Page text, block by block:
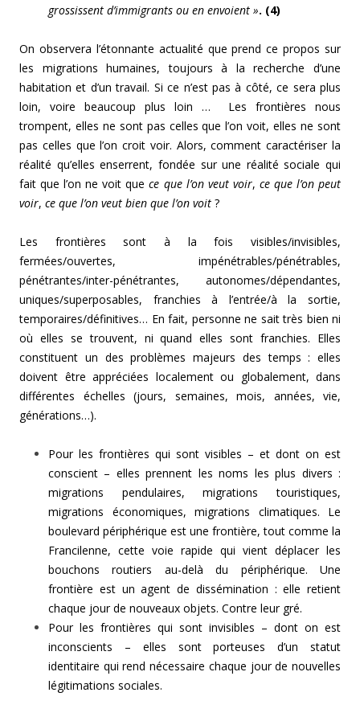
grossissent d’immigrants ou en envoient ». (4)
On observera l’étonnante actualité que prend ce propos sur
les migrations humaines, toujours à la recherche d’une
habitation et d’un travail. Si ce n’est pas à côté, ce sera plus
loin, voire beaucoup plus loin … Les frontières nous
trompent, elles ne sont pas celles que l’on voit, elles ne sont
pas celles que l’on croit voir. Alors, comment caractériser la
réalité qu’elles enserrent, fondée sur une réalité sociale qui
fait que l’on ne voit quece que l’on veut voir, ce que l’on peut
voir, ce que l’on veut bien que l’on voit ?
Les frontières sont à la fois visibles/invisibles,
fermées/ouvertes, impénétrables/pénétrables,
pénétrantes/inter-pénétrantes, autonomes/dépendantes,
uniques/superposables, franchies à l’entrée/à la sortie,
temporaires/définitives… En fait, personne ne sait très bien ni
où elles se trouvent, ni quand elles sont franchies. Elles
constituent un des problèmes majeurs des temps : elles
doivent être appréciées localement ou globalement, dans
différentes échelles (jours, semaines, mois, années, vie,
générations…).
Pour les frontières qui sont visibles – et dont on est
conscient – elles prennent les noms les plus divers :
migrations pendulaires, migrations touristiques,
migrations économiques, migrations climatiques. Le
boulevard périphérique est une frontière, tout comme la
Francilenne, cette voie rapide qui vient déplacer les
bouchons routiers au-delà du périphérique. Une
frontière est un agent de dissémination : elle retient
chaque jour de nouveaux objets. Contre leur gré.
Pour les frontières qui sont invisibles – dont on est
inconscients – elles sont porteuses d’un statut
identitaire qui rend nécessaire chaque jour de nouvelles
légitimations sociales.